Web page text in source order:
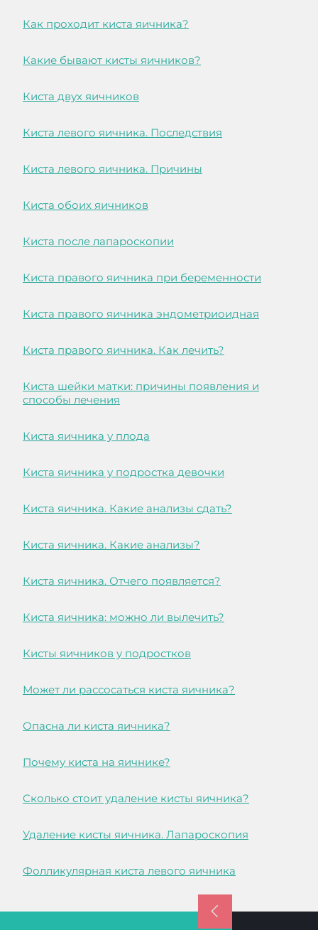
Как проходит киста яичника?
Какие бывают кисты яичников?
Киста двух яичников
Киста левого яичника. Последствия
Киста левого яичника. Причины
Киста обоих яичников
Киста после лапароскопии
Киста правого яичника при беременности
Киста правого яичника эндометриоидная
Киста правого яичника. Как лечить?
Киста шейки матки: причины появления и
способы лечения
Киста яичника у плода
Киста яичника у подростка девочки
Киста яичника. Какие анализы сдать?
Киста яичника. Какие анализы?
Киста яичника. Отчего появляется?
Киста яичника: можно ли вылечить?
Кисты яичников у подростков
Может ли рассосаться киста яичника?
Опасна ли киста яичника?
Почему киста на яичнике?
Сколько стоит удаление кисты яичника?
Удаление кисты яичника. Лапароскопия
Фолликулярная киста левого яичника